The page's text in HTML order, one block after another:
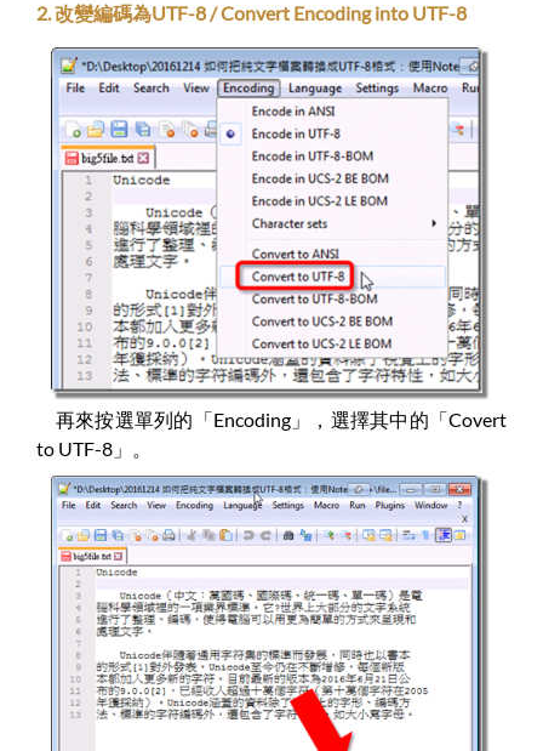
2. 改變編碼為UTF-8 / Convert Encoding into UTF-8
再來按選單列的「Encoding」，選擇其中的「Covert
to UTF-8」。